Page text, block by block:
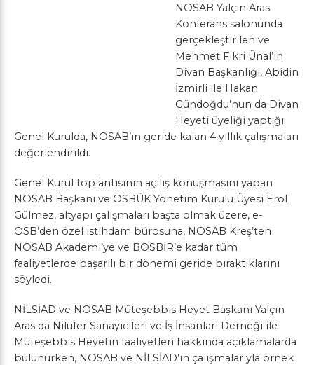
NOSAB Yalçın Aras
Konferans salonunda
gerçekleştirilen ve
Mehmet Fikri Ünal’ın
Divan Başkanlığı, Abidin
İzmirli ile Hakan
Gündoğdu’nun da Divan
Heyeti üyeliği yaptığı
Genel Kurulda, NOSAB’ın geride kalan 4 yıllık çalışmaları
değerlendirildi.
Genel Kurul toplantısının açılış konuşmasını yapan
NOSAB Başkanı ve OSBÜK Yönetim Kurulu Üyesi Erol
Gülmez, altyapı çalışmaları başta olmak üzere, e-
OSB’den özel istihdam bürosuna, NOSAB Kreş’ten
NOSAB Akademi’ye ve BOSBİR’e kadar tüm
faaliyetlerde başarılı bir dönemi geride bıraktıklarını
söyledi.
NİLSİAD ve NOSAB Müteşebbis Heyet Başkanı Yalçın
Aras da Nilüfer Sanayicileri ve İş İnsanları Derneği ile
Müteşebbis Heyetin faaliyetleri hakkında açıklamalarda
bulunurken, NOSAB ve NİLSİAD’ın çalışmalarıyla örnek